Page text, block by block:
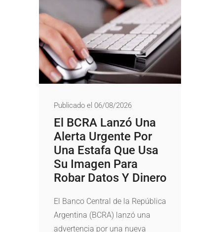
Publicado el 06/08/2026
El BCRA Lanzó Una
Alerta Urgente Por
Una Estafa Que Usa
Su Imagen Para
Robar Datos Y Dinero
El Banco Central de la República
Argentina (BCRA) lanzó una
advertencia por una nueva